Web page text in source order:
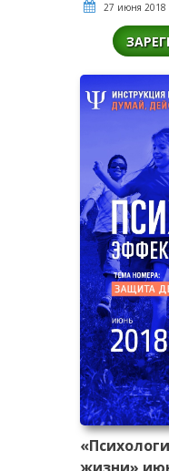
27 июня 2018